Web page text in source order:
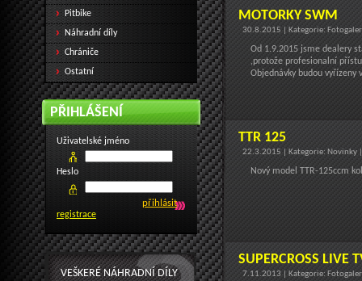
MOTORKY SWM
30.8.2015 | Kategorie:
Od 1.9.2015 jsme dealery
,protože profesionalní
Objednávky budou
TTR 125
22.3.2015 | Kategorie: Novinky
Nový model TTR-125ccm
SUPERCROSS LIVE
7.11.2013 | Kategorie:
Pitbike
Náhradní díly
Chrániče
Ostatní
PŘIHLÁŠENÍ
Uživatelské jméno
Heslo
registrace
VEŠKERÉ NÁHRADNÍ DÍLY